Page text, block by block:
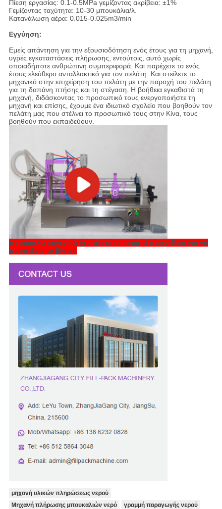
Πίεση εργασίας: 0.1-0.5MPa γεμίζοντας ακρίβεια: ±1%
Γεμίζοντας ταχύτητα: 10-30 μπουκάλια/λ.
Κατανάλωση αέρα: 0.015-0.025m3/min
Εγγύηση:
Εμείς απάντηση για την εξουσιοδότηση ενός έτους για τη μηχανή,
υγρές εγκαταστάσεις πλήρωσης, εντούτοις, αυτό χωρίς
οποιαδήποτε ανθρώπινη συμπεριφορά. Και παρέχετε το ενός
έτους ελεύθερο ανταλλακτικό για τον πελάτη. Και στείλετε το
μηχανικό στην επιχείρηση του πελάτη με την παροχή του πελάτη
για τη δαπάνη πτήσης και τη στέγαση. Η βοήθεια εγκαθιστά τη
μηχανή, διδάσκοντας το προσωπικό τους ενεργοποιήστε τη
μηχανή και επίσης, έχουμε ένα ιδιωτικό σχολείο που βοηθούν τον
πελάτη μας που στέλνει το προσωπικό τους στην Κίνα, τους
βοηθούν που εκπαιδεύουν.
παρακαλώ ευγενικά χτυπήστε το κουμπί παιχνιδιού για να
προσέξετε το βίντεο
μηχανή υλικών πληρώσεως νερού
Μηχανή πλήρωσης μπουκαλιών νερό
γραμμή παραγωγής νερού